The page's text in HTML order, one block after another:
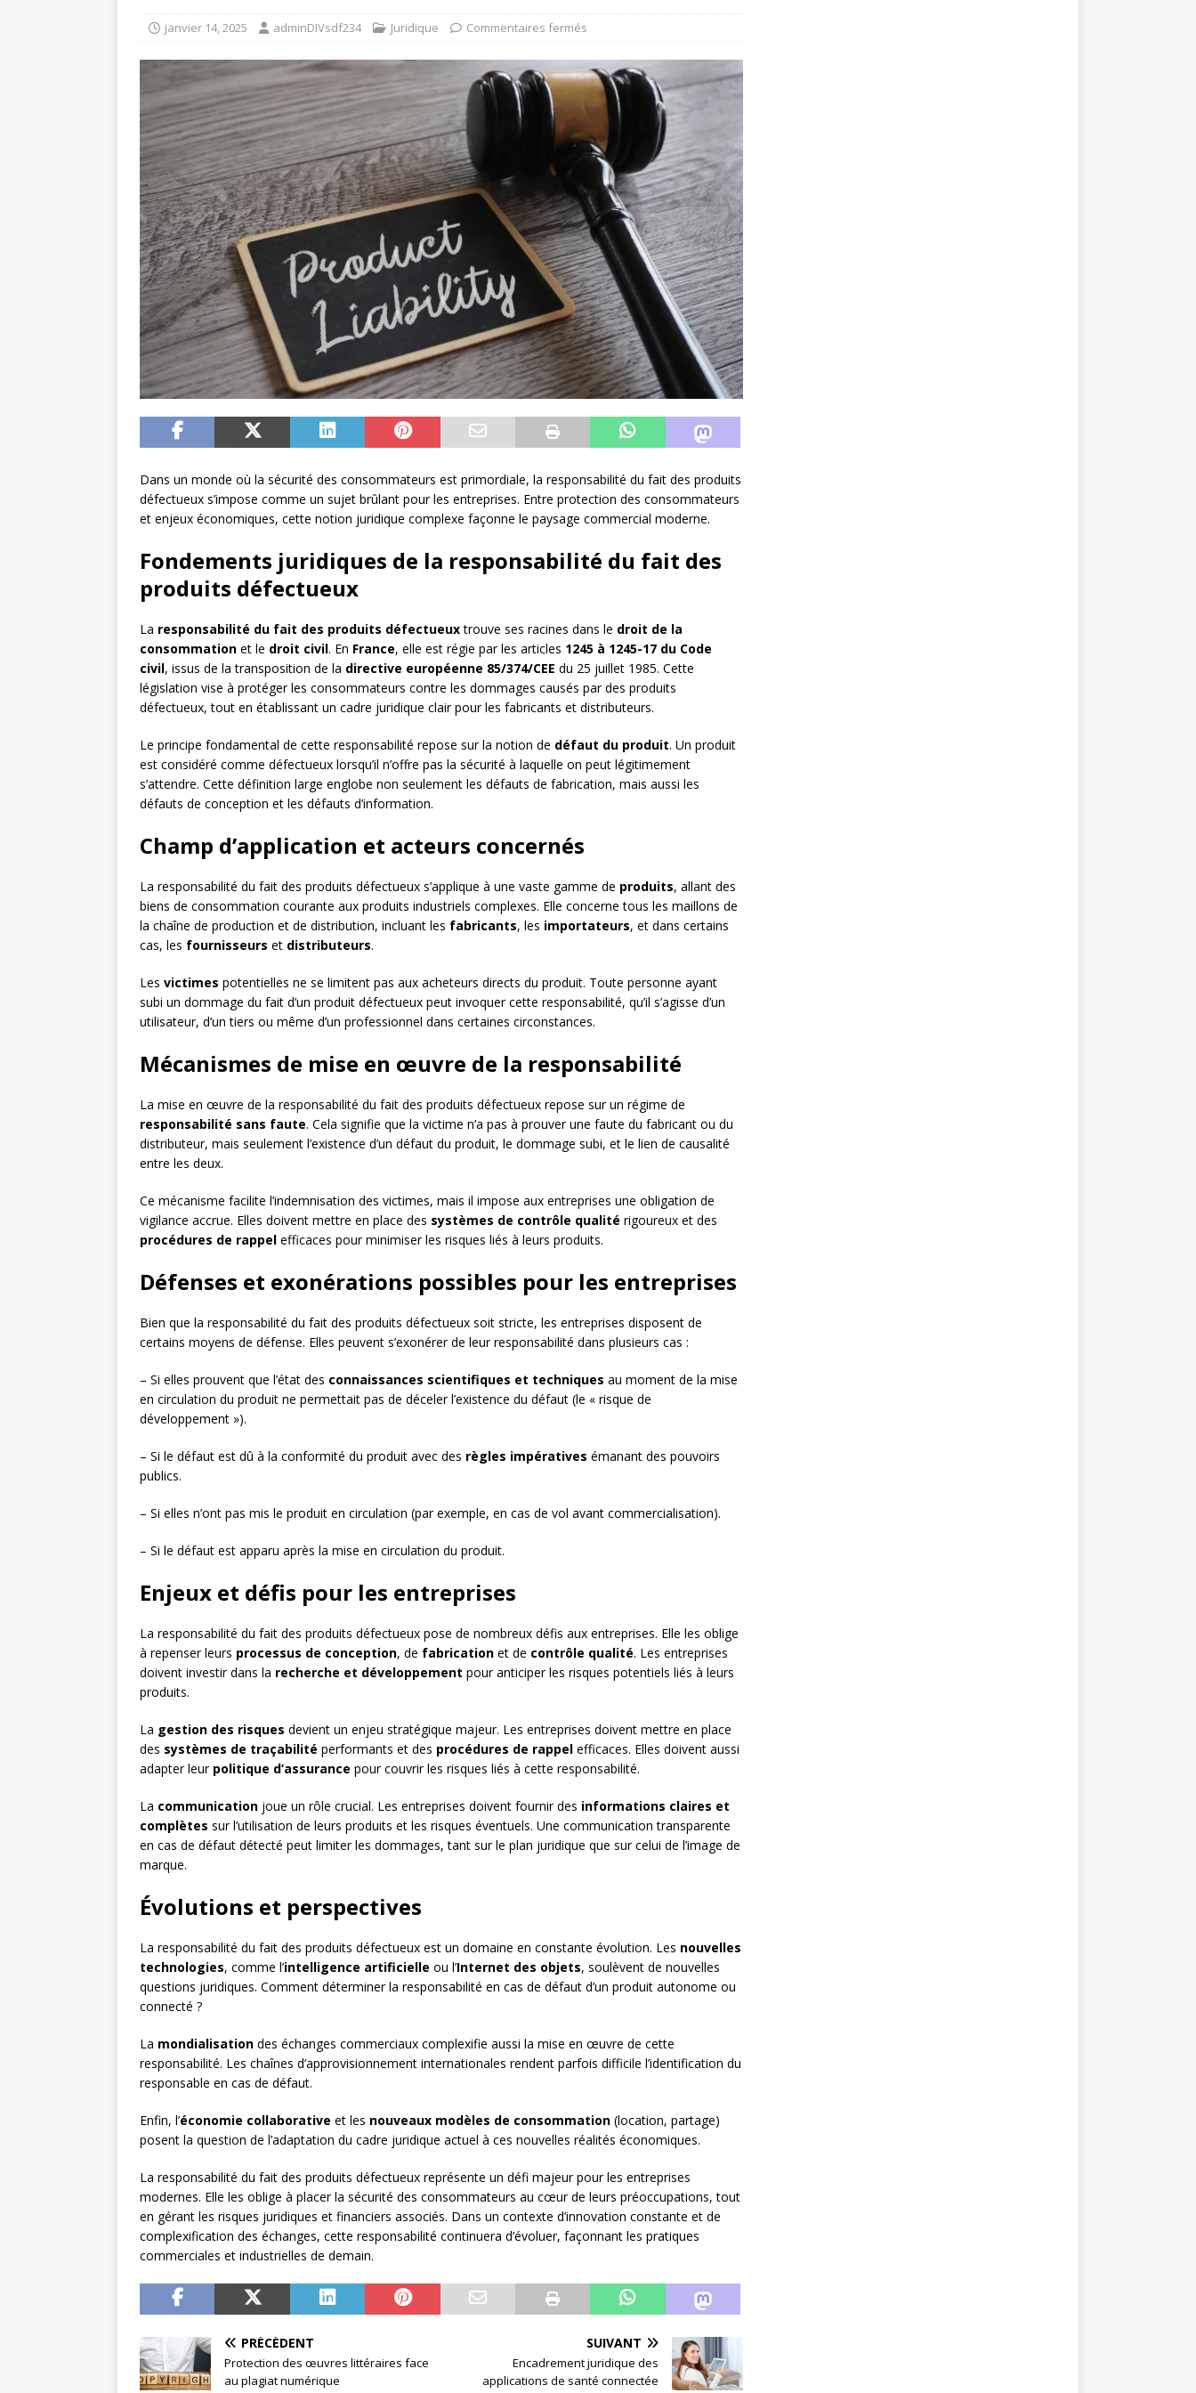
janvier 14, 2025 adminDIVsdf234 Juridique Commentaires fermés
Dans un monde où la sécurité des consommateurs est primordiale, la responsabilité du fait des produits
défectueux s’impose comme un sujet brûlant pour les entreprises. Entre protection des consommateurs
et enjeux économiques, cette notion juridique complexe façonne le paysage commercial moderne.
Fondements juridiques de la responsabilité du fait des
produits défectueux
La responsabilité du fait des produits défectueuxtrouve ses racines dans le droit de la
consommation et le droit civil. En France, elle est régie par les articles 1245 à 1245-17 du Code
civil, issus de la transposition de la directive européenne 85/374/CEE du 25 juillet 1985. Cette
législation vise à protéger les consommateurs contre les dommages causés par des produits
défectueux, tout en établissant un cadre juridique clair pour les fabricants et distributeurs.
Le principe fondamental de cette responsabilité repose sur la notion de défaut du produit. Un produit
est considéré comme défectueux lorsqu’il n’offre pas la sécurité à laquelle on peut légitimement
s’attendre. Cette définition large englobe non seulement les défauts de fabrication, mais aussi les
défauts de conception et les défauts d’information.
Champ d’application et acteurs concernés
La responsabilité du fait des produits défectueux s’applique à une vaste gamme de produits, allant des
biens de consommation courante aux produits industriels complexes. Elle concerne tous les maillons de
la chaîne de production et de distribution, incluant les fabricants, les importateurs, et dans certains
cas, les fournisseurs et distributeurs.
Les victimes potentielles ne se limitent pas aux acheteurs directs du produit. Toute personne ayant
subi un dommage du fait d’un produit défectueux peut invoquer cette responsabilité, qu’il s’agisse d’un
utilisateur, d’un tiers ou même d’un professionnel dans certaines circonstances.
Mécanismes de mise en œuvre de la responsabilité
La mise en œuvre de la responsabilité du fait des produits défectueux repose sur un régime de
responsabilité sans faute. Cela signifie que la victime n’a pas à prouver une faute du fabricant ou du
distributeur, mais seulement l’existence d’un défaut du produit, le dommage subi, et le lien de causalité
entre les deux.
Ce mécanisme facilite l’indemnisation des victimes, mais il impose aux entreprises une obligation de
vigilance accrue. Elles doivent mettre en place des systèmes de contrôle qualité rigoureux et des
procédures de rappel efficaces pour minimiser les risques liés à leurs produits.
Défenses et exonérations possibles pour les entreprises
Bien que la responsabilité du fait des produits défectueux soit stricte, les entreprises disposent de
certains moyens de défense. Elles peuvent s’exonérer de leur responsabilité dans plusieurs cas :
– Si elles prouvent que l’état des connaissances scientifiques et techniques au moment de la mise
en circulation du produit ne permettait pas de déceler l’existence du défaut (le « risque de
développement »).
– Si le défaut est dû à la conformité du produit avec des règles impératives émanant des pouvoirs
publics.
– Si elles n’ont pas mis le produit en circulation (par exemple, en cas de vol avant commercialisation).
– Si le défaut est apparu après la mise en circulation du produit.
Enjeux et défis pour les entreprises
La responsabilité du fait des produits défectueux pose de nombreux défis aux entreprises. Elle les oblige
à repenser leurs processus de conception, de fabrication et de contrôle qualité. Les entreprises
doivent investir dans la recherche et développement pour anticiper les risques potentiels liés à leurs
produits.
La gestion des risques devient un enjeu stratégique majeur. Les entreprises doivent mettre en place
des systèmes de traçabilité performants et des procédures de rappel efficaces. Elles doivent aussi
adapter leur politique d’assurance pour couvrir les risques liés à cette responsabilité.
La communication joue un rôle crucial. Les entreprises doivent fournir des informations claires et
complètes sur l’utilisation de leurs produits et les risques éventuels. Une communication transparente
en cas de défaut détecté peut limiter les dommages, tant sur le plan juridique que sur celui de l’image de
marque.
Évolutions et perspectives
La responsabilité du fait des produits défectueux est un domaine en constante évolution. Les nouvelles
technologies, comme l’intelligence artificielle ou l’Internet des objets, soulèvent de nouvelles
questions juridiques. Comment déterminer la responsabilité en cas de défaut d’un produit autonome ou
connecté ?
La mondialisation des échanges commerciaux complexifie aussi la mise en œuvre de cette
responsabilité. Les chaînes d’approvisionnement internationales rendent parfois difficile l’identification du
responsable en cas de défaut.
Enfin, l’économie collaborative et les nouveaux modèles de consommation (location, partage)
posent la question de l’adaptation du cadre juridique actuel à ces nouvelles réalités économiques.
La responsabilité du fait des produits défectueux représente un défi majeur pour les entreprises
modernes. Elle les oblige à placer la sécurité des consommateurs au cœur de leurs préoccupations, tout
en gérant les risques juridiques et financiers associés. Dans un contexte d’innovation constante et de
complexification des échanges, cette responsabilité continuera d’évoluer, façonnant les pratiques
commerciales et industrielles de demain.
PRÉCÉDENT
Protection des œuvres littéraires face
au plagiat numérique
SUIVANT
Encadrement juridique des
applications de santé connectée